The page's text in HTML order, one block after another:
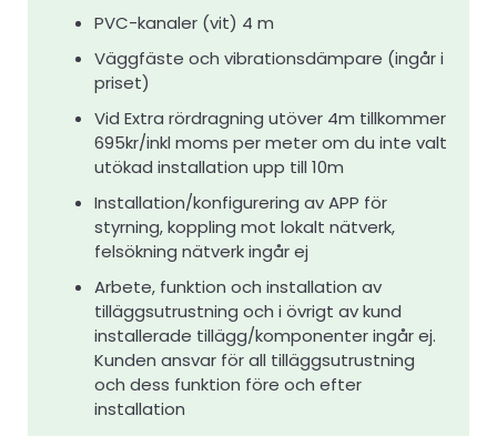
PVC-kanaler (vit) 4 m
Väggfäste och vibrationsdämpare (ingår i
priset)
Vid Extra rördragning utöver 4m tillkommer
695kr/inkl moms per meter om du inte valt
utökad installation upp till 10m
Installation/konfigurering av APP för
styrning, koppling mot lokalt nätverk,
felsökning nätverk ingår ej
Arbete, funktion och installation av
tilläggsutrustning och i övrigt av kund
installerade tillägg/komponenter ingår ej.
Kunden ansvar för all tilläggsutrustning
och dess funktion före och efter
installation